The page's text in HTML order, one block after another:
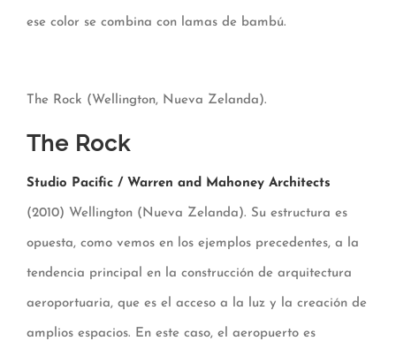
ese color se combina con lamas de bambú.
The Rock (Wellington, Nueva Zelanda).
The Rock
Studio Pacific / Warren and Mahoney Architects
(2010) Wellington (Nueva Zelanda). Su estructura es
opuesta, como vemos en los ejemplos precedentes, a la
tendencia principal en la construcción de arquitectura
aeroportuaria, que es el acceso a la luz y la creación de
amplios espacios. En este caso, el aeropuerto es